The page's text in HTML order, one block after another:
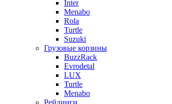
Inter
Menabo
Rola
Turtle
Suzuki
Грузовые корзины
BuzzRack
Evrodetal
LUX
Turtle
Menabo
Рейлинги